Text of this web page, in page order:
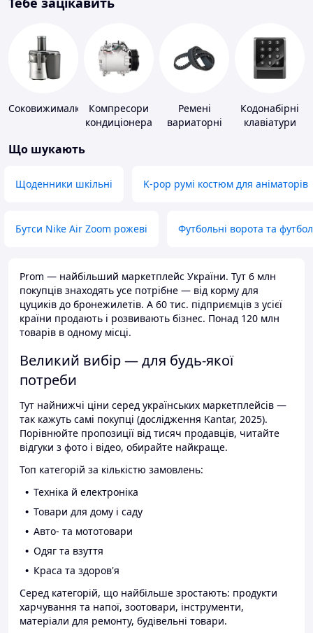
Соковижималки
Компресори
кондиціонера
Ремені
вариаторні
Кодонабірні
клавіатури
Що шукають
Щоденники шкільні K-pop румі костюм для аніматорів
Бутси Nike Air Zoom рожеві Футбольні ворота та
Prom — найбільший маркетплейс України. Тут 6 млн
покупців знаходять усе потрібне — від корму для
цуциків до бронежилетів. А 60 тис. підприємців з усієї
країни продають і розвивають бізнес. Понад 120 млн
товарів в одному місці.
Великий вибір — для будь-якої
потреби
Тут найнижчі ціни серед українських маркетплейсів —
так кажуть самі покупці (дослідження Kantar, 2025).
Порівнюйте пропозиції від тисяч продавців, читайте
відгуки з фото і відео, обирайте найкраще.
Топ категорій за кількістю замовлень:
Техніка й електроніка
Товари для дому і саду
Авто- та мототовари
Одяг та взуття
Краса та здоров'я
Серед категорій, що найбільше зростають: продукти
харчування та напої, зоотовари, інструменти,
матеріали для ремонту, будівельні товари.